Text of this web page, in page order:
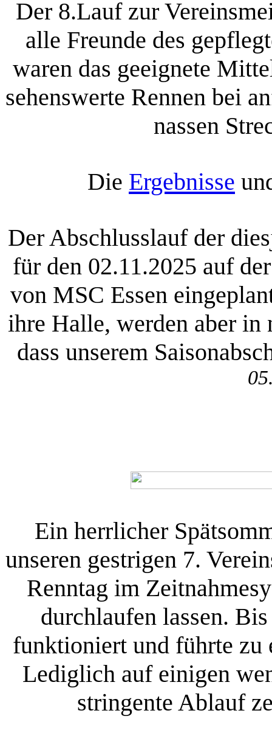
Der 8.Lauf zur
alle Freunde des
waren das geeignete
sehenswerte Rennen bei
nassen
Die Ergebnisse
Der Abschlusslauf der
für den 02.11.2025 auf
von MSC Essen
ihre Halle, werden aber in
dass unserem
Ein herrlicher
unseren gestrigen 7.
Renntag im
durchlaufen lassen.
funktioniert und führte zu
Lediglich auf einigen
stringente Ablauf